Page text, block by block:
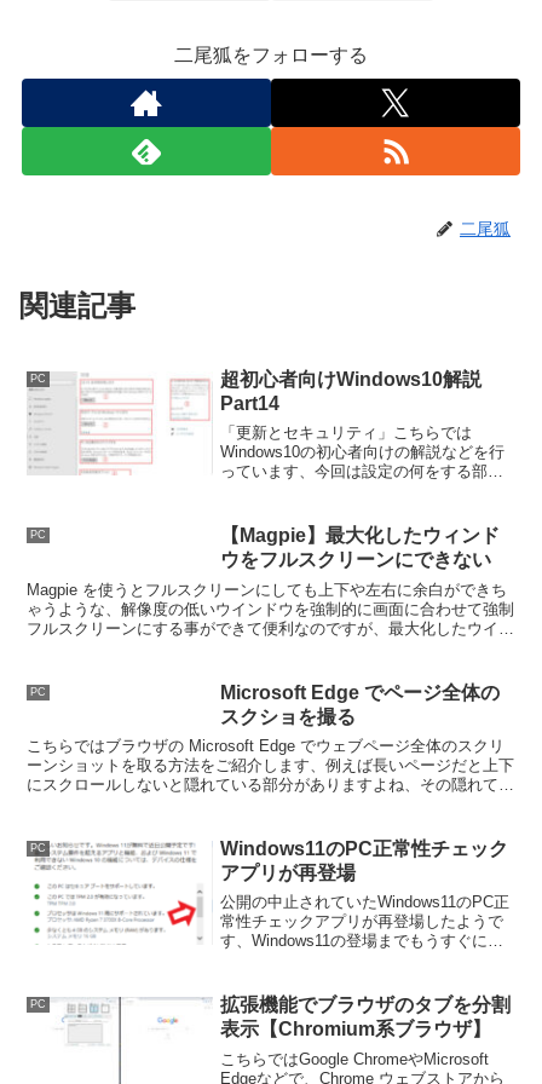
二尾狐をフォローする
二尾狐
関連記事
PC
超初心者向けWindows10解説
Part14
「更新とセキュリティ」こちらでは
Windows10の初心者向けの解説などを行
っています、今回は設定の何をする部位
などご覧になってみてください。
PC
【Magpie】最大化したウィンド
ウをフルスクリーンにできない
Magpie を使うとフルスクリーンにしても上下や左右に余白ができち
ゃうような、解像度の低いウインドウを強制的に画面に合わせて強制
フルスクリーンにする事ができて便利なのですが、最大化したウイン
PC
Microsoft Edge でページ全体の
スクショを撮る
こちらではブラウザの Microsoft Edge でウェブページ全体のスクリ
ーンショットを取る方法をご紹介します、例えば長いページだと上下
にスクロールしないと隠れている部分がありますよね、その隠れてい
PC
Windows11のPC正常性チェック
アプリが再登場
公開の中止されていたWindows11のPC正
常性チェックアプリが再登場したようで
す、Windows11の登場までもうすぐにな
かくチェックできるようになっていま
す。
PC
拡張機能でブラウザのタブを分割
表示【Chromium系ブラウザ】
こちらではGoogle ChromeやMicrosoft
Edgeなどで、Chrome ウェブストアから